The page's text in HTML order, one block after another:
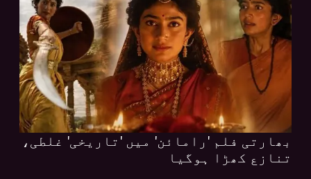
بھارتی فلم 'رامائن' میں 'تاریخی' غلطی،
تنازع کھڑا ہوگیا